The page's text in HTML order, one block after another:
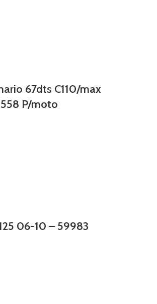
67dts C110/max
P/moto
06-10 – 59983